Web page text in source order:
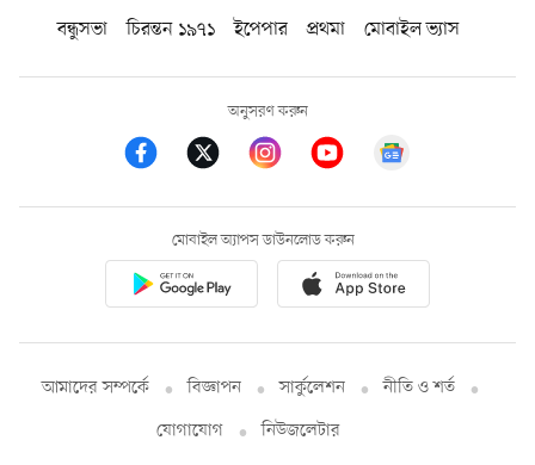
বন্ধুসভা
চিরন্তন ১৯৭১ ইপেপার প্রথমা মোবাইল ভ্যাস
অনুসরণ করুন
মোবাইল অ্যাপস ডাউনলোড করুন
আমাদের সম্পর্কে বিজ্ঞাপন সার্কুলেশন
নীতি ও শর্ত
যোগাযোগ
নিউজলেটার